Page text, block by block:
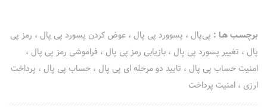
برچسـب هـا : پی‌پال ، پسوورد پی پال ، عوض کردن پسورد پی پال ، رمز پی
پال ، تغییر پسورد پی پال ، بازیابی رمز پی پال ، فراموشی رمز پی پال ،
امنیت حساب پی پال ، تایید دو مرحله ای پی پال ، حساب پی پال ، پرداخت
ارزی ، امنیت پرداخت